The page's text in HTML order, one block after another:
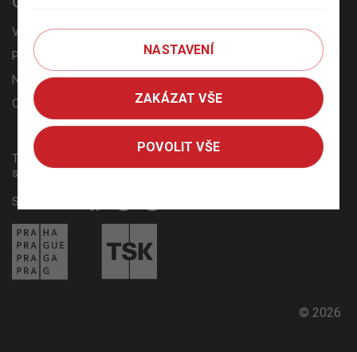
Veřejná parkoviště, P+R a K+R
Pražští rezidenti, podnikatelé a vlastníci nemovitostí
Návštěvníci z jiných měst nebo městských částí
Online platební metody
Technická správa komunikací hlavního města Prahy, a.s. je
správcem systému zón placeného stání.
Sledujte nás
© 2026
NASTAVENÍ
ZAKÁZAT VŠE
POVOLIT VŠE